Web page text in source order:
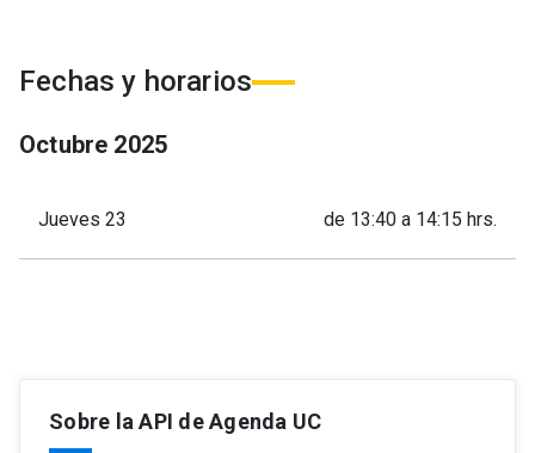
Fechas y horarios
Octubre 2025
Jueves 23 de 13:40 a 14:15 hrs.
Sobre la API de Agenda UC